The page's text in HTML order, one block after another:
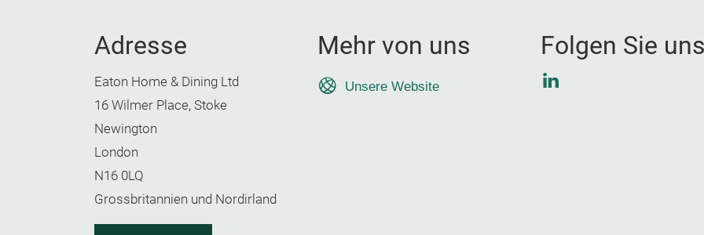
Adresse
Eaton Home & Dining Ltd
16 Wilmer Place, Stoke
Newington
London
N16 0LQ
Grossbritannien und Nordirland
Mehr von uns
Unsere Website
Folgen Sie uns
LinkedIn